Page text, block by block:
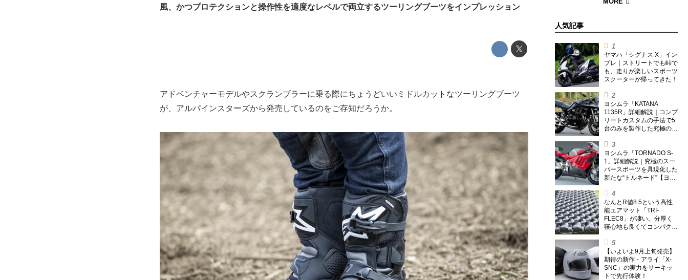
人気記事
ヤマハ「シグナス X」イン
プレ｜ストリートでも峠で
も、走りが楽しいスポーツ
スクーターが帰ってきた！
ヨシムラ「KATANA
1135R」詳細解説｜コンプ
リートカスタムの手法で5
台のみを製作した究極の銘
ヨシムラ「TORNADO S-
1」詳細解説｜究極のスー
パースポーツを具現化した
新たな“トルネード”【ヨシ
なんとR値8.5という高性
能エアマット「TRI-
FLEC8」が凄い。分厚く
寝心地も良くてコンパクト
トを試してみた〈若林浩志
のスーパー・カブカブ・ダ
イアリーズ Vol.385〉
【いよいよ9月上旬発売】
期待の新作・アライ「X-
SNC」の実力をサーキッ
トで先行体験！
風、かつプロテクションと操作性を適度なレベルで両立するツーリングブーツをインプレッション
アドベンチャーモデルやスクランブラーに乗る際にちょうどいいミドルカットなツーリングブーツ
が、アルパインスターズから発売しているのをご存知だろうか。